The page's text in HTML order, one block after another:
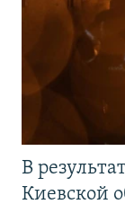
В
Киевской